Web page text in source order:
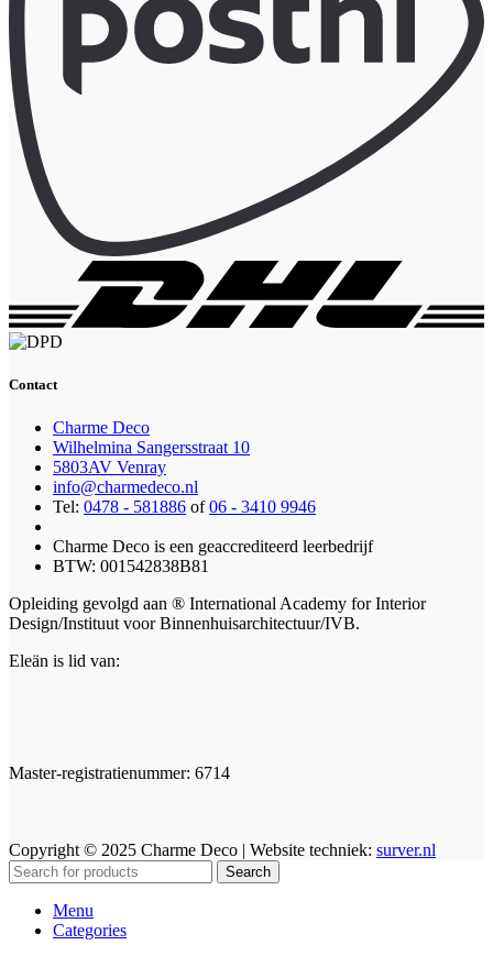
Contact
Charme Deco
Wilhelmina Sangersstraat 10
5803AV Venray
info@charmedeco.nl
Tel: 0478 - 581886 of06 - 3410 9946
Charme Deco is een geaccrediteerd leerbedrijf
BTW: 001542838B81
Opleiding gevolgd aan ® International Academy for Interior
Design/Instituut voor Binnenhuisarchitectuur/IVB.
Eleän is lid van:
Master-registratienummer: 6714
Copyright © 2025 Charme Deco | Website techniek: surver.nl
Search
Menu
Categories